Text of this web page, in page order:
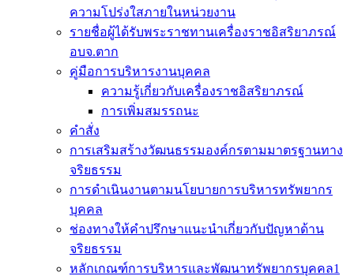
ความโปร่งใสภายในหน่วยงาน
รายชื่อผู้ได้รับพระราชทานเครื่องราชอิสริยาภรณ์
อบจ.ตาก
คู่มือการบริหารงานบุคคล
ความรู้เกี่ยวกับเครื่องราชอิสริยาภรณ์
การเพิ่มสมรรถนะ
คำสั่ง
การเสริมสร้างวัฒนธรรมองค์กรตามมาตรฐานทาง
จริยธรรม
การดำเนินงานตามนโยบายการบริหารทรัพยากร
บุคคล
ช่องทางให้คำปรึกษาแนะนำเกี่ยวกับปัญหาด้าน
จริยธรรม
หลักเกณฑ์การบริหารและพัฒนาทรัพยากรบุคคล1